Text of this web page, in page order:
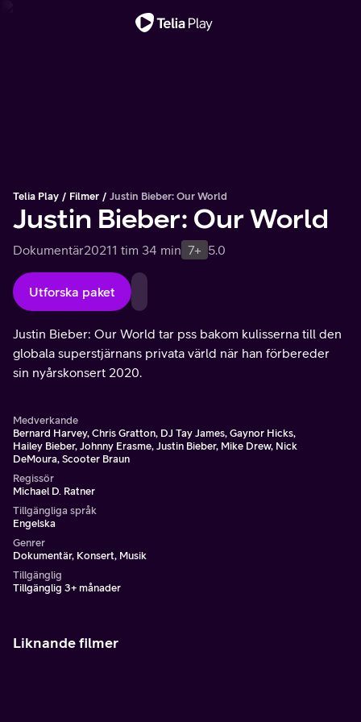
Telia Play Filmer Justin Bieber: Our World
Justin Bieber: Our World
Dokumentär20211 tim 34 min 7+ 5.0
Utforska paket
Justin Bieber: Our World tar pss bakom kulisserna till den
globala superstjärnans privata värld när han förbereder
sin nyårskonsert 2020.
Medverkande
Bernard Harvey, Chris Gratton, DJ Tay James, Gaynor Hicks,
Hailey Bieber, Johnny Erasme, Justin Bieber, Mike Drew, Nick
DeMoura, Scooter Braun
Regissör
Michael D. Ratner
Tillgängliga språk
Engelska
Genrer
Dokumentär, Konsert, Musik
Tillgänglig
Tillgänglig 3+ månader
Liknande filmer